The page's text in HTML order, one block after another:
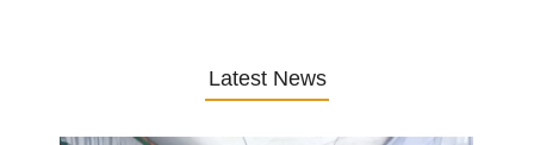
Latest News